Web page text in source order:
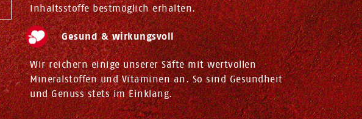
Inhaltsstoffe bestmöglich erhalten.
Gesund & wirkungsvoll
Wir reichern einige unserer Säfte mit wertvollen
Mineralstoffen und Vitaminen an. So sind Gesundheit
und Genuss stets im Einklang.